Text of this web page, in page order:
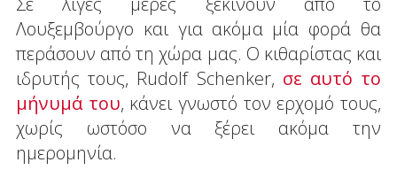
Λουξεμβούργο και για ακόμα μία φορά θα
περάσουν από τη χώρα μας. Ο κιθαρίστας και
ιδρυτής τους, Rudolf Schenker, σε αυτό το
μήνυμά του, κάνει γνωστό τον ερχομό τους,
χωρίς ωστόσο να ξέρει ακόμα την
ημερομηνία.